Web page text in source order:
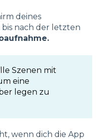
deines
nach der letzten
Szenen mit
eine
legen zu
wenn dich die App